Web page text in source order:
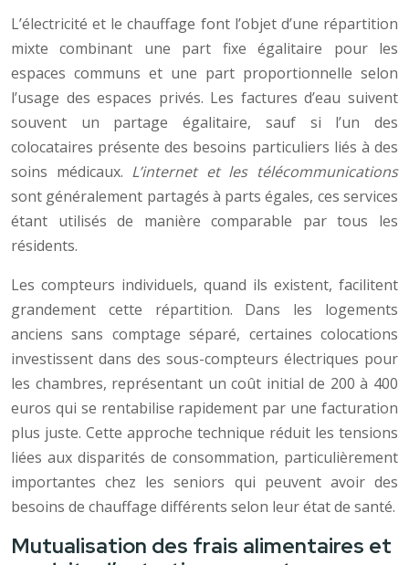
L’électricité et le chauffage font l’objet d’une répartition
mixte combinant une part fixe égalitaire pour les
espaces communs et une part proportionnelle selon
l’usage des espaces privés. Les factures d’eau suivent
souvent un partage égalitaire, sauf si l’un des
colocataires présente des besoins particuliers liés à des
soins médicaux. L’internet et les télécommunications
sont généralement partagés à parts égales, ces services
étant utilisés de manière comparable par tous les
résidents.
Les compteurs individuels, quand ils existent, facilitent
grandement cette répartition. Dans les logements
anciens sans comptage séparé, certaines colocations
investissent dans des sous-compteurs électriques pour
les chambres, représentant un coût initial de 200 à 400
euros qui se rentabilise rapidement par une facturation
plus juste. Cette approche technique réduit les tensions
liées aux disparités de consommation, particulièrement
importantes chez les seniors qui peuvent avoir des
besoins de chauffage différents selon leur état de santé.
Mutualisation des frais alimentaires et